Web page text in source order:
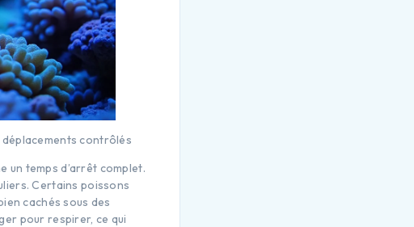
contrôlés
un temps d’arrêt complet.
Certains poissons
cachés sous des
pour respirer, ce qui